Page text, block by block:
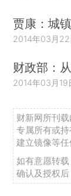
贾康：城
2014年03月22
财政部：
2014年03月19
财新网所刊
专属所有或
建立镜像等任
如有意愿转
确认及授权后